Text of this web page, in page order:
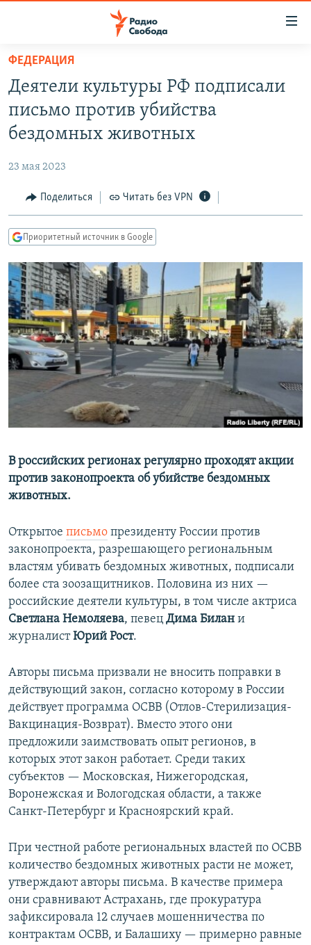
упрощенного
доступа
основному
Вернутся
Вернутся
поиску
ПОДКАСТЫ
АВТОРСКИЕ ПРОЕКТЫ
МНЕНИЯ
КУЛЬТУРА
КАВКАЗ.РЕАЛИИ
СЕВЕР.РЕАЛИИ
СИБИРЬ.РЕАЛИИ
РАСПИСАНИЕ ВЕЩАНИЯ
ПОДПИШИТЕСЬ НА РАССЫЛКУ
СОЦИАЛЬНЫЕ СЕТИ
Все сайты РСЕ/РС
ФЕДЕРАЦИЯ
Деятели культуры РФ подписали
письмо против убийства
бездомных животных
23 мая 2023
Поделиться Читать без VPN
Приоритетный источник в Google
В российских регионах регулярно проходят акции
против законопроекта об убийстве бездомных
животных.
Открытое письмо президенту России против
законопроекта, разрешающего региональным
властям убивать бездомных животных, подписали
более ста зоозащитников. Половина из них —
российские деятели культуры, в том числе актриса
Светлана Немоляева, певец Дима Билан и
журналистЮрий Рост.
Авторы письма призвали не вносить поправки в
действующий закон, согласно которому в России
действует программа ОСВВ (Отлов-Стерилизация-
Вакцинация-Возврат). Вместо этого они
предложили заимствовать опыт регионов, в
которых этот закон работает. Среди таких
субъектов — Московская, Нижегородская,
Воронежская и Вологодская области, а также
Санкт-Петербург и Красноярский край.
При честной работе региональных властей по ОСВВ
количество бездомных животных расти не может,
утверждают авторы письма. В качестве примера
они сравнивают Астрахань, где прокуратура
зафиксировала 12 случаев мошенничества по
контрактам ОСВВ, и Балашиху — примерно равные